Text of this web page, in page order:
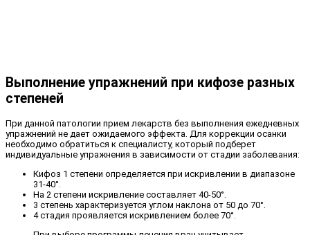
Выполнение упражнений при кифозе разных
степеней
При данной патологии прием лекарств без выполнения ежедневных
упражнений не дает ожидаемого эффекта. Для коррекции осанки
необходимо обратиться к специалисту, который подберет
индивидуальные упражнения в зависимости от стадии заболевания:
Кифоз 1 степени определяется при искривлении в диапазоне
31-40°.
На 2 степени искривление составляет 40-50°.
3 степень характеризуется углом наклона от 50 до 70°.
4 стадия проявляется искривлением более 70°.